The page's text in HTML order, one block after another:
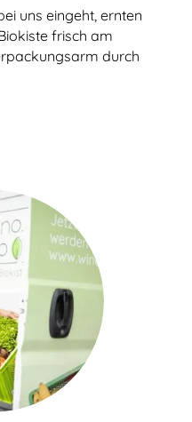
uns eingeht, ernten
frisch am
durch